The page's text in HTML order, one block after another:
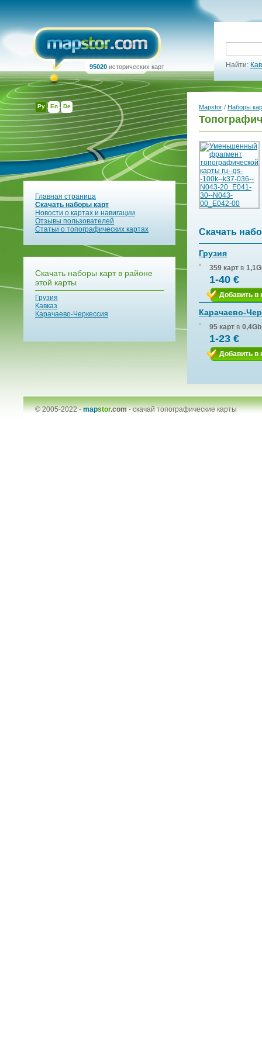
Ру En De
95020 исторических карт Найти:
Главная страница
Скачать наборы карт
Новости о картах и навигации
Отзывы пользователей
Статьи о топографических картах
Скачать наборы карт в районе
этой карты
Грузия
Кавказ
Карачаево-Черкессия
Mapstor / Наборы
Скачать
Грузия
359 карт в
1-40 €
Добавить в
Карачаево-
95 карт в 0,4Gb
1-23 €
Добавить в
© 2005-2022 -mapstor.com-скачай топографические карты